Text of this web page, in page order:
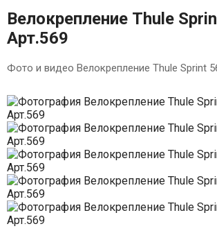
Велокрепление Thule
Арт.569
Фото и видео Велокрепление Thule Sprint